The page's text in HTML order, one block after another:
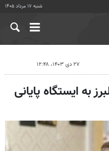
شنبه ۱۷ مرداد ۱۴۰۵
۲۷ دی ۱۴۰۳، ۱۲:۴۸
به ایستگاه پایانی